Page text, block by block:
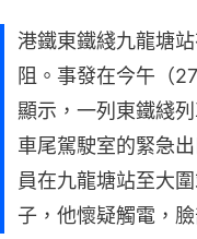
港鐵東鐵綫九龍塘
阻。事發在今午（
顯示，一列東鐵綫
車尾駕駛室的緊急
員在九龍塘站至大
子，他懷疑觸電，